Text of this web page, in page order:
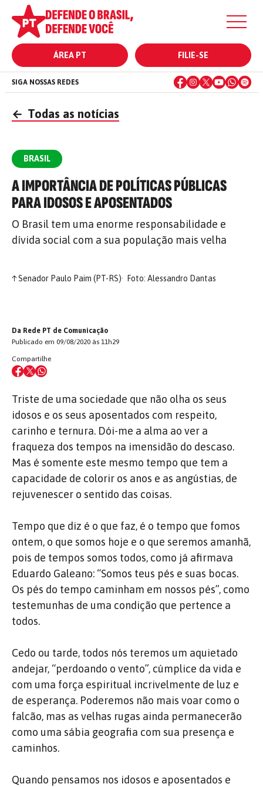
ÁREA PT FILIE-SE
SIGA NOSSAS REDES
← Todas as notícias
BRASIL
A IMPORTÂNCIA DE POLÍTICAS PÚBLICAS
PARA IDOSOS E APOSENTADOS
O Brasil tem uma enorme responsabilidade e
dívida social com a sua população mais velha
↑Senador Paulo Paim (PT-RS) Foto: Alessandro Dantas
Da Rede PT de Comunicação
Publicado em 09/08/2020 às 11h29
Compartilhe
Triste de uma sociedade que não olha os seus
idosos e os seus aposentados com respeito,
carinho e ternura. Dói-me a alma ao ver a
fraqueza dos tempos na imensidão do descaso.
Mas é somente este mesmo tempo que tem a
capacidade de colorir os anos e as angústias, de
rejuvenescer o sentido das coisas.
Tempo que diz é o que faz, é o tempo que fomos
ontem, o que somos hoje e o que seremos amanhã,
pois de tempos somos todos, como já afirmava
Eduardo Galeano: “Somos teus pés e suas bocas.
Os pés do tempo caminham em nossos pés”, como
testemunhas de uma condição que pertence a
todos.
Cedo ou tarde, todos nós teremos um aquietado
andejar, “perdoando o vento”, cúmplice da vida e
com uma força espiritual incrivelmente de luz e
de esperança. Poderemos não mais voar como o
falcão, mas as velhas rugas ainda permanecerão
como uma sábia geografia com sua presença e
caminhos.
Quando pensamos nos idosos e aposentados e